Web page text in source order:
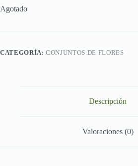
Agotado
CATEGORÍA:CONJUNTOS DE FLORES
Descripción
Valoraciones (0)